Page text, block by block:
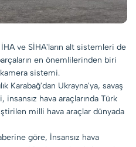
ve SİHA'ların alt sistemleri de
en önemlilerinden biri
sistemi.
Karabağ'dan Ukrayna'ya, savaş
hava araçlarında Türk
milli hava araçlar dünyada
göre, İnsansız hava